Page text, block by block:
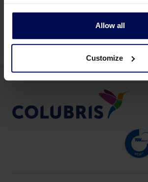
Allow all
Customize
Alle non-food productie industrieën